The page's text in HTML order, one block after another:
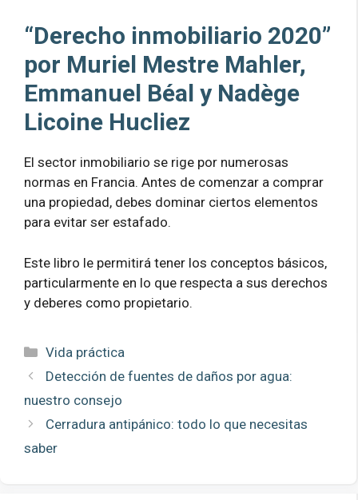
“Derecho inmobiliario 2020”
por Muriel Mestre Mahler,
Emmanuel Béal y Nadège
Licoine Hucliez
El sector inmobiliario se rige por numerosas
normas en Francia. Antes de comenzar a comprar
una propiedad, debes dominar ciertos elementos
para evitar ser estafado.
Este libro le permitirá tener los conceptos básicos,
particularmente en lo que respecta a sus derechos
y deberes como propietario.
Categorías
Vida práctica
Detección de fuentes de daños por agua:
nuestro consejo
Cerradura antipánico: todo lo que necesitas
saber